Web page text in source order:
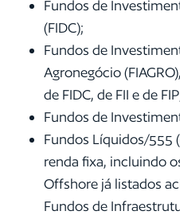
Fundos de
(FIDC);
Fundos de
Agronegócio
de FIDC, de FII e de
Fundos de
Fundos Líquidos/555
renda fixa, incluindo
Offshore já listados
Fundos de